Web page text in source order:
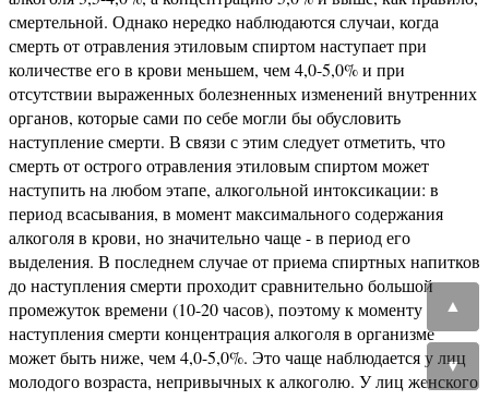
смертельной. Однако нередко наблюдаются случаи, когда
смерть от отравления этиловым спиртом наступает при
количестве его в крови меньшем, чем 4,0-5,0% и при
отсутствии выраженных болезненных изменений внутренних
органов, которые сами по себе могли бы обусловить
наступление смерти. В связи с этим следует отметить, что
смерть от острого отравления этиловым спиртом может
наступить на любом этапе, алкогольной интоксикации: в
период всасывания, в момент максимального содержания
алкоголя в крови, но значительно чаще - в период его
выделения. В последнем случае от приема спиртных напитков
до наступления смерти проходит сравнительно большой
промежуток времени (10-20 часов), поэтому к моменту
наступления смерти концентрация алкоголя в организме
может быть ниже, чем 4,0-5,0%. Это чаще наблюдается у лиц
молодого возраста, непривычных к алкоголю. У лиц женского
▲
▼